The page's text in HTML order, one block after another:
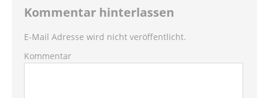
Kommentar hinterlassen
E-Mail Adresse wird nicht veröffentlicht.
Kommentar